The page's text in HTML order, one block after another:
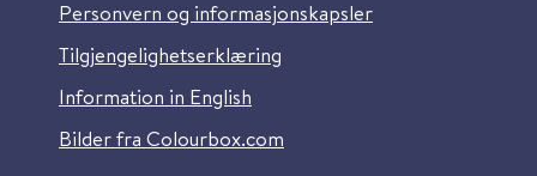
Personvern og informasjonskapsler
Tilgjengelighetserklæring
Information in English
Bilder fra Colourbox.com